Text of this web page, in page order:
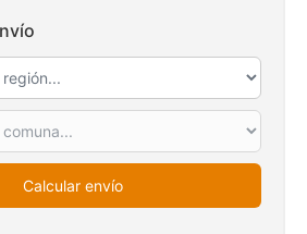
Calcular envío
carga
capacidad 1000kg
$